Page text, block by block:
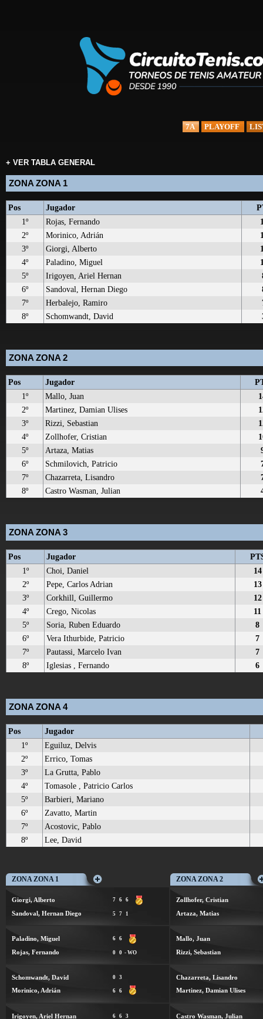
7A PLAYOFF
+ VER TABLA GENERAL
ZONA ZONA 1
Pos Jugador
1º
Rojas, Fernando
2º
Morinico, Adrián
3º
Giorgi, Alberto
4º
Paladino, Miguel
5º
Irigoyen, Ariel Hernan
6º
Sandoval, Hernan Diego
7º
Herbalejo, Ramiro
8º
Schomwandt, David
ZONA ZONA 2
Pos Jugador
1º
Mallo, Juan
2º
Martinez, Damian Ulises
3º
Rizzi, Sebastian
4º
Zollhofer, Cristian
5º
Artaza, Matias
6º
Schmilovich, Patricio
7º
Chazarreta, Lisandro
8º
Castro Wasman, Julian
ZONA ZONA 3
Pos Jugador
1º
Choi, Daniel
14
2º
Pepe, Carlos Adrian
13
3º
Corkhill, Guillermo
12
4º
Crego, Nicolas
11
5º
Soria, Ruben Eduardo
8
6º
Vera Ithurbide, Patricio
7
7º
Pautassi, Marcelo Ivan
7
8º
Iglesias , Fernando 6
ZONA ZONA 4
Pos
Jugador
1º
Eguiluz, Delvis
2º
Errico, Tomas
3º
La Grutta, Pablo
4º
Tomasole , Patricio Carlos
5º
Barbieri, Mariano
6º
Zavatto, Martin
7º
Acostovic, Pablo
8º
Lee, David
ZONA ZONA 1
Giorgi, Alberto 7 6 6
Sandoval, Hernan Diego 5 7 1
Paladino, Miguel 6 6
Rojas, Fernando 0 0 - WO
Schomwandt, David 0 3
Morinico, Adrián 6 6
Irigoyen, Ariel Hernan 6 6 3
ZONA ZONA 2
Zollhofer, Cristian
Artaza, Matias
Mallo, Juan
Rizzi, Sebastian
Chazarreta, Lisandro
Martinez, Damian Ulises
Castro Wasman, Julian